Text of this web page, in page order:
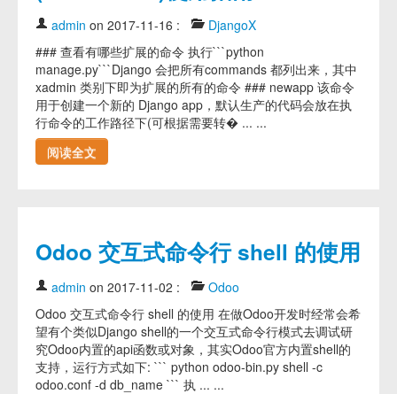
admin on 2017-11-16 :
DjangoX
### 查看有哪些扩展的命令 执行```python
manage.py```Django 会把所有commands 都列出来，其中
xadmin 类别下即为扩展的所有的命令 ### newapp 该命令
用于创建一个新的 Django app，默认生产的代码会放在执
行命令的工作路径下(可根据需要转� ... ...
阅读全文
Odoo 交互式命令行 shell 的使用
admin on 2017-11-02 :
Odoo
Odoo 交互式命令行 shell 的使用 在做Odoo开发时经常会希
望有个类似Django shell的一个交互式命令行模式去调试研
究Odoo内置的api函数或对象，其实Odoo官方内置shell的
支持，运行方式如下: ``` python odoo-bin.py shell -c
odoo.conf -d db_name ``` 执 ... ...